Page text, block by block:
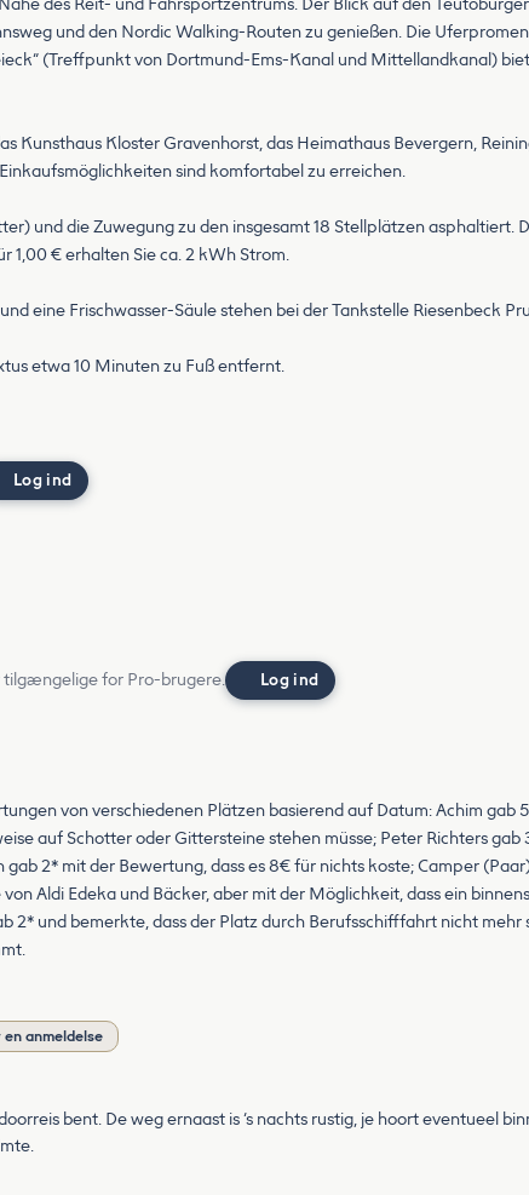
des Reit- und Fahrsportzentrums. Der Blick auf den
und den Nordic Walking-Routen zu genießen. Die
(Treffpunkt von Dortmund-Ems-Kanal und Mittellandkanal)
Kunsthaus Kloster Gravenhorst, das Heimathaus Bevergern,
sind komfortabel zu erreichen.
und die Zuwegung zu den insgesamt 18 Stellplätzen asphaltiert.
1,00 € erhalten Sie ca. 2 kWh Strom.
eine Frischwasser-Säule stehen bei der Tankstelle Riesenbeck
etwa 10 Minuten zu Fuß entfernt.
Log ind
for Pro-brugere. Log ind
von verschiedenen Plätzen basierend auf Datum: Achim gab
auf Schotter oder Gittersteine stehen müsse; Peter Richters
gab 2* mit der Bewertung, dass es 8€ für nichts koste; Camper
Aldi Edeka und Bäcker, aber mit der Möglichkeit, dass ein
2* und bemerkte, dass der Platz durch Berufsschifffahrt nicht
en anmeldelse
bent. De weg ernaast is ‘s nachts rustig, je hoort eventueel